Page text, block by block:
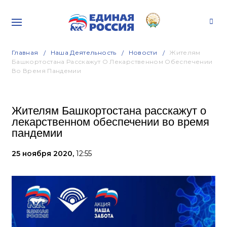
Главная Наша Деятельность Новости
Жителям
Башкортостана Расскажут О Лекарственном Обеспечении
Во Время Пандемии
Жителям Башкортостана расскажут о
лекарственном обеспечении во время
пандемии
25 ноября 2020, 12:55